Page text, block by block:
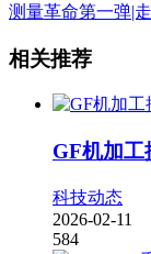
测量革命第一弹|
相关推荐
GF机加工
科技动态
2026-02-11
584